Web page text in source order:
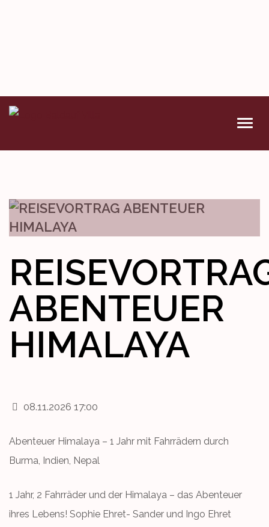
WETTBEWERBE
ABENTEUER
HIMALAYA
08.11.2026 17:00
Abenteuer Himalaya – 1 Jahr mit Fahrrädern durch
Burma, Indien, Nepal
1 Jahr, 2 Fahrräder und der Himalaya – das Abenteuer
ihres Lebens! Sophie Ehret- Sander und Ingo Ehret